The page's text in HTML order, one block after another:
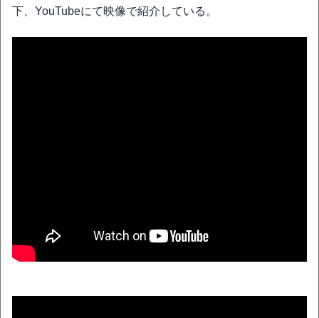
下、YouTubeにて映像で紹介している。